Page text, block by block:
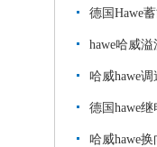
德国Hawe
hawe哈威溢
哈威hawe调
德国hawe继
哈威hawe换